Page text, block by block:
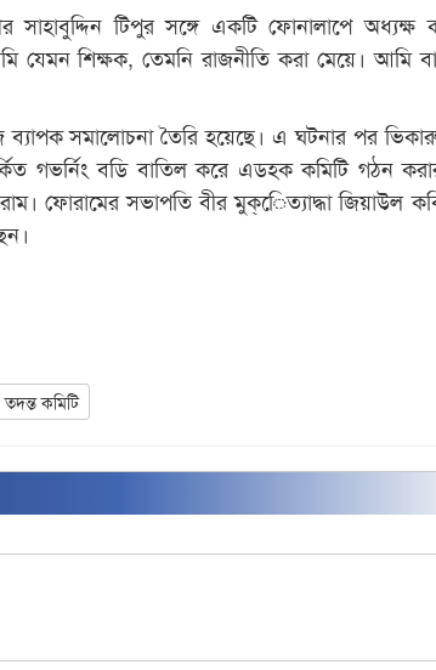
সাহাবুদ্দিন টিপুর সঙ্গে একটি ফোনালাপে অধ্যক্ষ
যেমন শিক্ষক, তেমনি রাজনীতি করা মেয়ে। আমি
ব্যাপক সমালোচনা তৈরি হয়েছে। এ ঘটনার পর
গভর্নিং বডি বাতিল করে এডহক কমিটি গঠন
ফোরামের সভাপতি বীর মুক্েিত্যাদ্ধা জিয়াউল
তদন্ত কমিটি